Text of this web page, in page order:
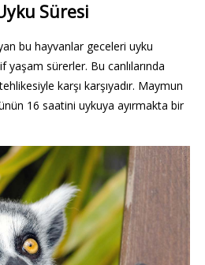
Süresi
bu hayvanlar geceleri uyku
sürerler. Bu canlılarında
karşı karşıyadır. Maymun
16 saatini uykuya ayırmakta bir